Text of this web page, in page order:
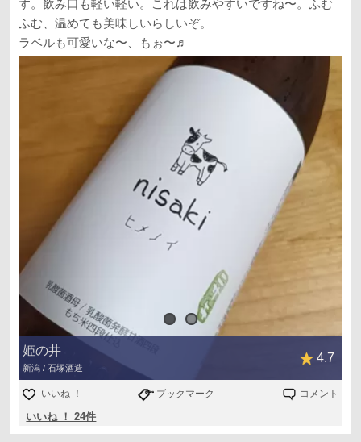
す。飲み口も軽い軽い。これは飲みやすいですね〜。ふむ
ふむ、温めても美味しいらしいぞ。
ラベルも可愛いな〜、もぉ〜♬
姫の井
新潟 / 石塚酒造
4.7
いいね ！ ブックマーク コメント
いいね ！ 24件